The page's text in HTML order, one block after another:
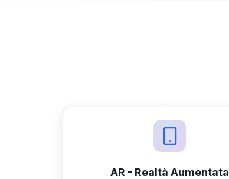
AR - Realtà Aumentata